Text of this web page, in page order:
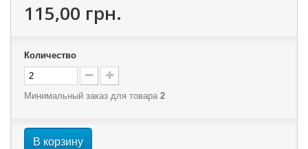
115,00 грн.
Количество
Минимальный заказ для товара 2
В корзину